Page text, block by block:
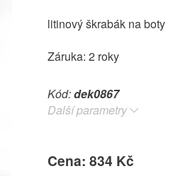
litinový škrabák na boty
Záruka: 2 roky
Kód:dek0867
Další parametry
Cena: 834 Kč